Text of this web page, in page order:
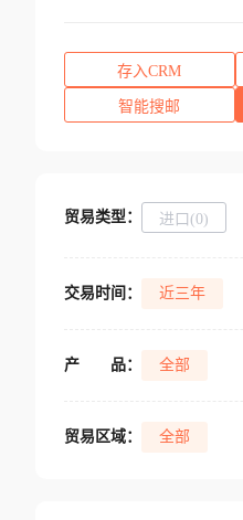
存入CRM
智能搜邮
贸易类型： 进口(0)
交易时间： 近三年
产 品： 全部
贸易区域： 全部